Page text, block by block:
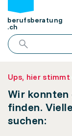
berufsberatung
.ch
Ups, hier
Wir
finden.
suchen: